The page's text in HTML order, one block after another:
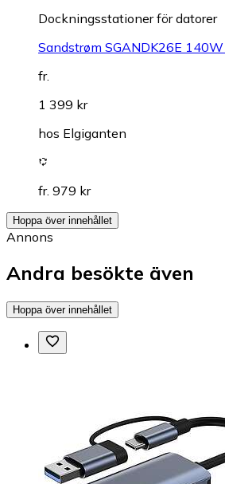
Dockningsstationer för datorer
Sandstrøm SGANDK26E
fr.
1 399 kr
hos Elgiganten
fr. 979 kr
Hoppa över innehållet
Annons
Andra besökte även
Hoppa över innehållet